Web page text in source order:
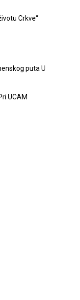
Crkve“
puta U
UCAM